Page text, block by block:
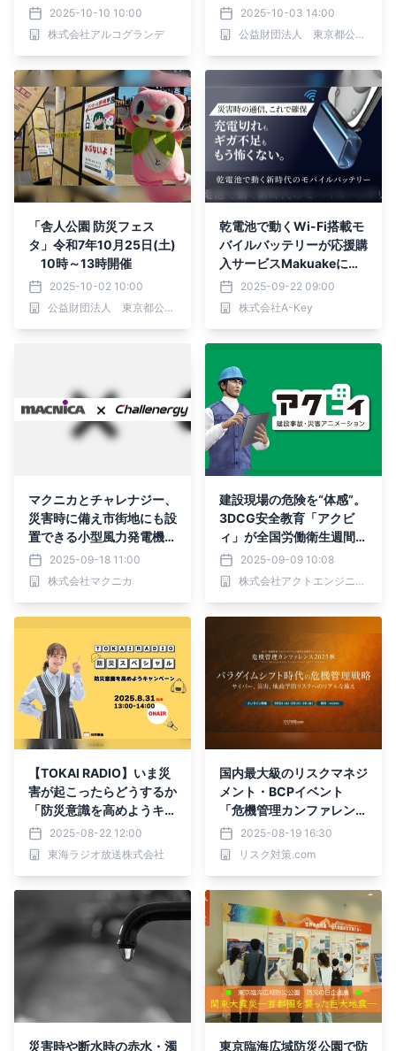
ンディングを開始
2025-10-10 10:00
株式会社アルコグランデ
集合！東京臨海広域防災公
園
2025-10-03 14:00
公益財団法人 東京都公園協会
「舎人公園 防災フェス
タ」令和7年10月25日(土)
10時～13時開催
2025-10-02 10:00
公益財団法人 東京都公園協会
乾電池で動くWi-Fi搭載モ
バイルバッテリーが応援購
入サービスMakuakeにて
販売開始！
2025-09-22 09:00
株式会社A-Key
マクニカとチャレナジー、
災害時に備え市街地にも設
置できる小型風力発電機の
普及加速に向けて 事業提
携を開始
2025-09-18 11:00
株式会社マクニカ
建設現場の危険を“体感”。
3DCG安全教育「アクビ
ィ」が全国労働衛生週間準
備月間に合わせて特別キャ
ンペーン開始
2025-09-09 10:08
株式会社アクトエンジニアリング
【TOKAI RADIO】いま災
害が起こったらどうするか
「防災意識を高めようキャ
ンペーン」8月31日(日)に
特別番組を放送
2025-08-22 12:00
東海ラジオ放送株式会社
国内最大級のリスクマネジ
メント・BCPイベント
「危機管理カンファレン
ス」2025秋を9月に開催
2025-08-19 16:30
リスク対策.com
災害時や断水時の赤水・濁
東京臨海広域防災公園で防